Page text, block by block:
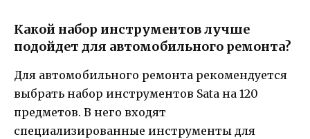
Какой набор инструментов лучше
подойдет для автомобильного ремонта?
Для автомобильного ремонта рекомендуется
выбрать набор инструментов Sata на 120
предметов. В него входят
специализированные инструменты для